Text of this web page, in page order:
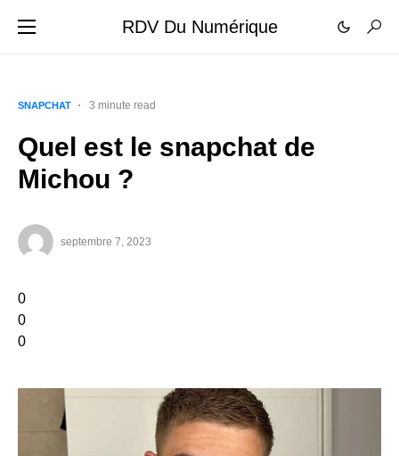
RDV Du Numérique
SNAPCHAT 3 minute read
Quel est le snapchat de
Michou ?
septembre 7, 2023
0
0
0